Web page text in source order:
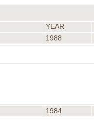
YEAR
1988
1984